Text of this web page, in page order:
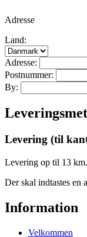
Adresse
Land:
Adresse:
Postnummer:
By:
Levering (til
Levering op til 13 km.
Der skal indtastes en
Information
Velkommen